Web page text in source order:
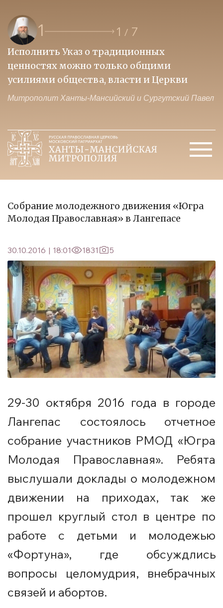
1 1 / 7
Исполнить Указ о традиционных
ценностях можно только общими
усилиями общества, власти и Церкви
Митрополит Ханты-Мансийский и Сургутский Павел
Собрание молодежного движения «Югра
Молодая Православная» в Лангепасе
30.10.2016 | 18:01 1831 5
29-30 октября 2016 года в городе
Лангепас состоялось отчетное
собрание участников РМОД «Югра
Молодая Православная». Ребята
выслушали доклады о молодежном
движении на приходах, так же
прошел круглый стол в центре по
работе с детьми и молодежью
«Фортуна», где обсуждлись
вопросы целомудрия, внебрачных
связей и абортов.